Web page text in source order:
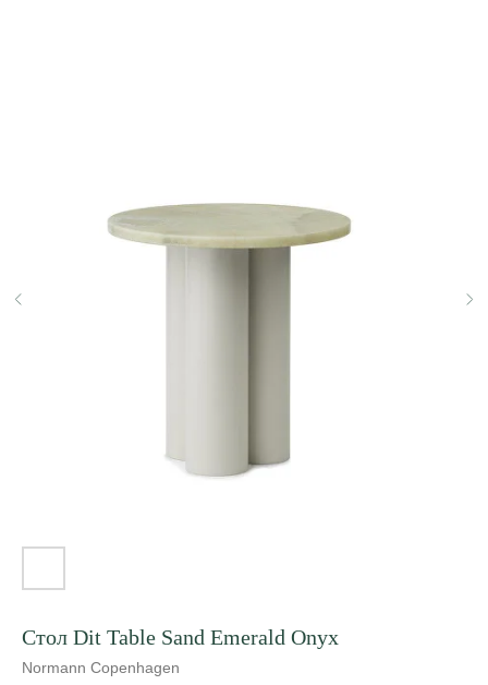
Стол Dit Table Sand Emerald Onyx
Normann Copenhagen